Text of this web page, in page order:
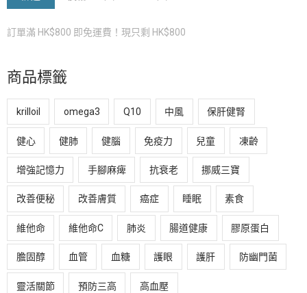
訂單滿 HK$800 即免運費！現只剩 HK$800
商品標籤
krilloil omega3 Q10 中風 保肝健腎
健心 健肺 健腦 免疫力 兒童 凍齡
增強記憶力 手腳麻痺 抗衰老 挪威三寶
改善便秘 改善膚質 癌症 睡眠 素食
維他命 維他命C 肺炎 腸道健康 膠原蛋白
膽固醇 血管 血糖 護眼 護肝 防幽門菌
靈活關節 預防三高 高血壓